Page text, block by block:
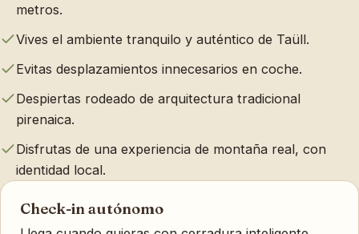
metros.
Vives el ambiente tranquilo y auténtico de Taüll.
Evitas desplazamientos innecesarios en coche.
Despiertas rodeado de arquitectura tradicional
pirenaica.
Disfrutas de una experiencia de montaña real, con
identidad local.
Por qué alojarte aquí
Check-in autónomo